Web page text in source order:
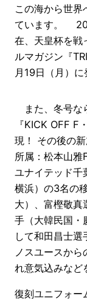
この海から世界
ています。
在、天皇杯を戦
ルマガジン『
月19日（月）に
また、冬号な
『KICK OFF F
現！ その後の
所属：松本山雅
ユナイテッド千
横浜）の3名の
大）、富樫敬真
手（大韓民国・
して和田昌士
ノスユースか
れ意気込みなど
復刻ユニフォー